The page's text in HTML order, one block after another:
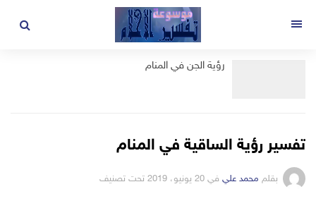
رؤية الجن في المنام
تفسير رؤية الساقية في المنام
بقلم محمد علي في 20 يونيو، 2019 تحت تصنيف